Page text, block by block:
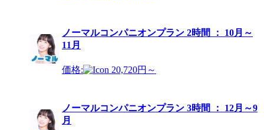
ノーマルコンパニオンプラン 2時間 ： 10月～
11月
価格: 20,720円～
ノーマルコンパニオンプラン 3時間 ： 12月～9
月